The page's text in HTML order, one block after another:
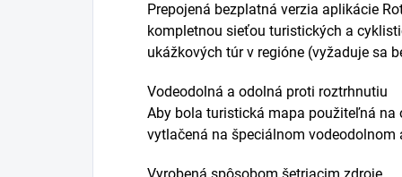
Prepojená bezplatná verzia aplikácie
kompletnou sieťou turistických a
ukážkových túr v regióne (vyžaduje sa
Vodeodolná a odolná proti roztrhnutiu
Aby bola turistická mapa použiteľná na
vytlačená na špeciálnom vodeodolnom